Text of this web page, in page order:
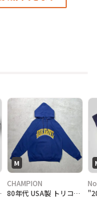
ロシャツ [XL]
M
CHAMPION
80年代 USA製 トリコタグ Champion チャンピオン OAK GROVE カレッジプリント スウェットパーカー メンズM相当 古着 80s ヴィンテージ VINTAGE 紺色